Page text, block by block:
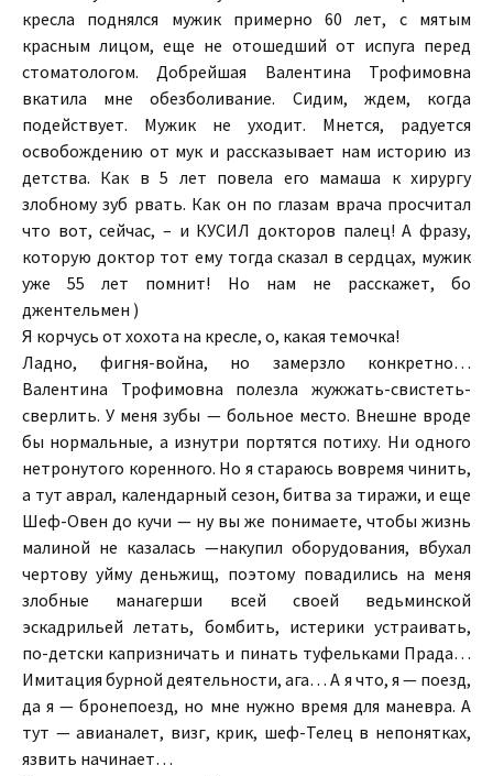
кресла поднялся мужик примерно 60 лет, с мятым
красным лицом, еще не отошедший от испуга перед
стоматологом. Добрейшая Валентина Трофимовна
вкатила мне обезболивание. Сидим, ждем, когда
подействует. Мужик не уходит. Мнется, радуется
освобождению от мук и рассказывает нам историю из
детства. Как в 5 лет повела его мамаша к хирургу
злобному зуб рвать. Как он по глазам врача просчитал
что вот, сейчас, – и КУСИЛ докторов палец! А фразу,
которую доктор тот ему тогда сказал в сердцах, мужик
уже 55 лет помнит! Но нам не расскажет, бо
джентельмен )
Я корчусь от хохота на кресле, о, какая темочка!
Ладно, фигня-война, но замерзло конкретно…
Валентина Трофимовна полезла жужжать-свистеть-
сверлить. У меня зубы — больное место. Внешне вроде
бы нормальные, а изнутри портятся потиху. Ни одного
нетронутого коренного. Но я стараюсь вовремя чинить,
а тут аврал, календарный сезон, битва за тиражи, и еще
Шеф-Овен до кучи — ну вы же понимаете, чтобы жизнь
малиной не казалась —накупил оборудования, вбухал
чертову уйму деньжищ, поэтому повадились на меня
злобные манагерши всей своей ведьминской
эскадрильей летать, бомбить, истерики устраивать,
по-детски капризничать и пинать туфельками Прада…
Имитация бурной деятельности, ага… А я что, я — поезд,
да я — бронепоезд, но мне нужно время для маневра. А
тут — авианалет, визг, крик, шеф-Телец в непонятках,
язвить начинает…